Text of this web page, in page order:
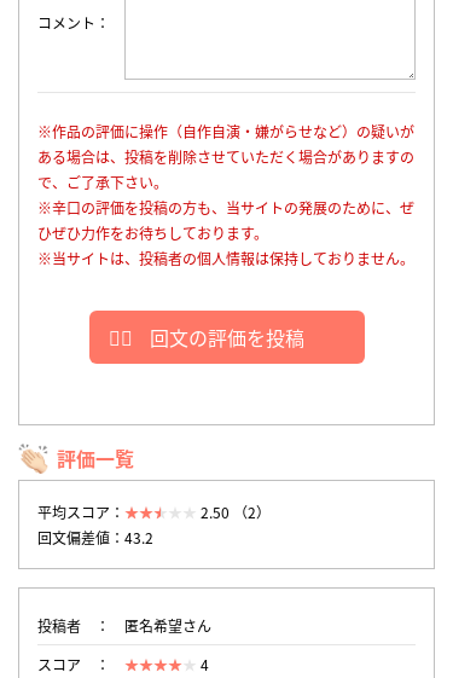
コメント
※作品の評価に操作（自作自演・嫌がらせなど）の疑いが
ある場合は、投稿を削除させていただく場合がありますの
で、ご了承下さい。
※辛口の評価を投稿の方も、当サイトの発展のために、ぜ
ひぜひ力作をお待ちしております。
※当サイトは、投稿者の個人情報は保持しておりません。
回文の評価を投稿
評価一覧
平均スコア：
2.50 （2）
回文偏差値：43.2
投稿者
匿名希望さん
スコア
4